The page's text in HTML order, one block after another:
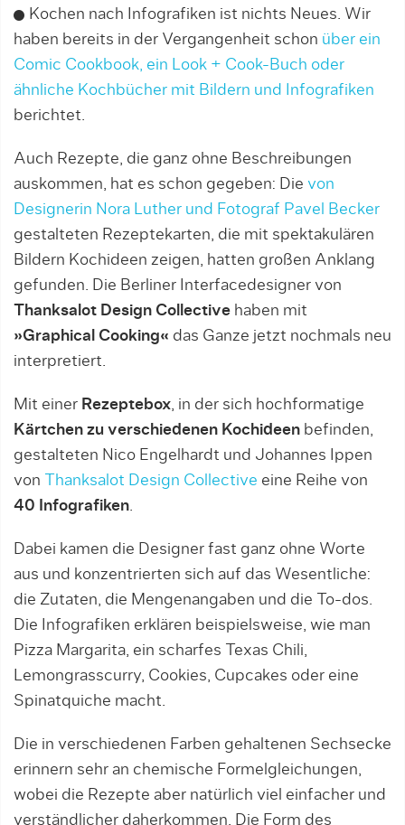
Kochen nach Infografiken ist nichts Neues. Wir
haben bereits in der Vergangenheit schon über ein
Comic Cookbook, ein Look + Cook-Buch oder
ähnliche Kochbücher mit Bildern und Infografiken
berichtet.
Auch Rezepte, die ganz ohne Beschreibungen
auskommen, hat es schon gegeben: Die von
Designerin Nora Luther und Fotograf Pavel Becker
gestalteten Rezeptekarten, die mit spektakulären
Bildern Kochideen zeigen, hatten großen Anklang
gefunden. Die Berliner Interfacedesigner von
Thanksalot Design Collective haben mit
»Graphical Cooking« das Ganze jetzt nochmals neu
interpretiert.
Mit einer Rezeptebox, in der sich hochformatige
Kärtchen zu verschiedenen Kochideen befinden,
gestalteten Nico Engelhardt und Johannes Ippen
von
Thanksalot Design Collective eine Reihe von
40 Infografiken.
Dabei kamen die Designer fast ganz ohne Worte
aus und konzentrierten sich auf das Wesentliche:
die Zutaten, die Mengenangaben und die To-dos.
Die Infografiken erklären beispielsweise, wie man
Pizza Margarita, ein scharfes Texas Chili,
Lemongrasscurry, Cookies, Cupcakes oder eine
Spinatquiche macht.
Die in verschiedenen Farben gehaltenen Sechsecke
erinnern sehr an chemische Formelgleichungen,
wobei die Rezepte aber natürlich viel einfacher und
verständlicher daherkommen. Die Form des